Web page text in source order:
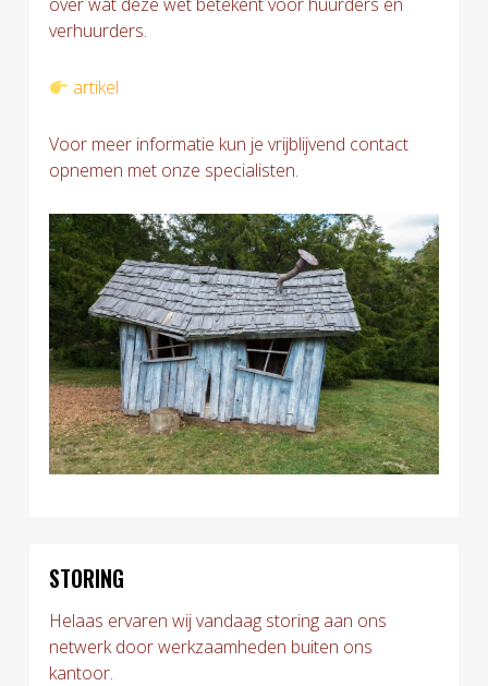
verhuurders.
artikel
Voor meer informatie kun je vrijblijvend contact
opnemen met onze specialisten.
STORING
Helaas ervaren wij vandaag storing aan ons
netwerk door werkzaamheden buiten ons
kantoor.